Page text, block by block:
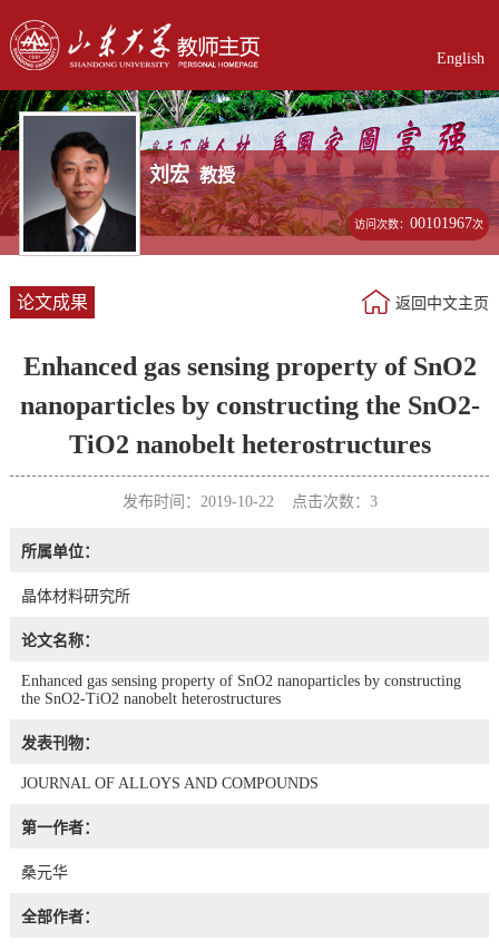
English
刘宏 教授
访问次数：00101967次
论文成果 返回中文主页
Enhanced gas sensing property of SnO2
nanoparticles by constructing the SnO2-
TiO2 nanobelt heterostructures
发布时间：2019-10-22 点击次数： 3
所属单位：
晶体材料研究所
论文名称：
Enhanced gas sensing property of SnO2 nanoparticles by constructing
the SnO2-TiO2 nanobelt heterostructures
发表刊物：
JOURNAL OF ALLOYS AND COMPOUNDS
第一作者：
桑元华
全部作者：